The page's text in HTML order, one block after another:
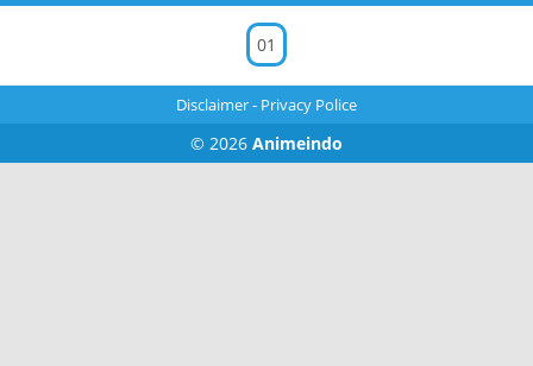
01
Disclaimer- Privacy Police
© 2026 Animeindo